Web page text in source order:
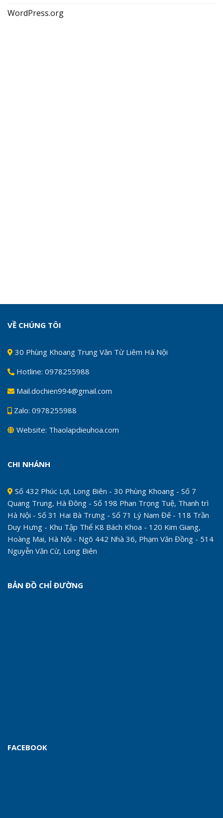
WordPress.org
VỀ CHÚNG TÔI
30 Phùng Khoang Trung Văn Từ Liêm Hà Nội
Hotline: 0978255988
Mail.dochien994@gmail.com
Zalo: 0978255988
Website: Thaolapdieuhoa.com
CHI NHÁNH
Số 432 Phúc Lợi, Long Biên - 30 Phùng Khoang - Số 7
Quang Trung, Hà Đông - Số 198 Phan Trọng Tuệ, Thanh trì
Hà Nội - Số 31 Hai Bà Trưng - Số 71 Lý Nam Đế - 118 Trần
Duy Hưng - Khu Tập Thể K8 Bách Khoa - 120 Kim Giang,
Hoàng Mai, Hà Nội - Ngõ 442 Nhà 36, Phạm Văn Đồng - 514
Nguyễn Văn Cừ, Long Biên
BẢN ĐỒ CHỈ ĐƯỜNG
FACEBOOK